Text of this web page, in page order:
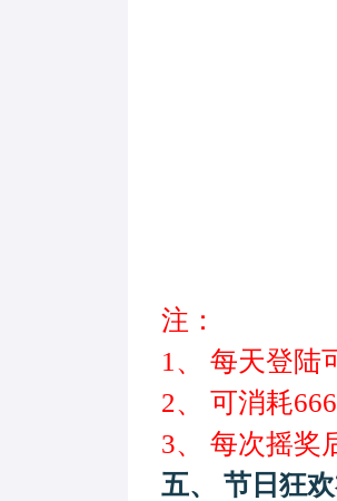
注：
1、 每天登陆
2、 可消耗666
3、 每次摇奖
五、 节日狂